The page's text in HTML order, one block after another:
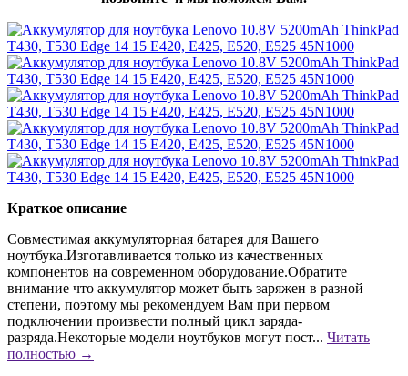
Краткое описание
Совместимая аккумуляторная батарея для Вашего
ноутбука.Изготавливается только из качественных
компонентов на современном оборудование.Обратите
внимание что аккумулятор может быть заряжен в разной
степени, поэтому мы рекомендуем Вам при первом
подключении произвести полный цикл заряда-
разряда.Некоторые модели ноутбуков могут пост... Читать
полностью →